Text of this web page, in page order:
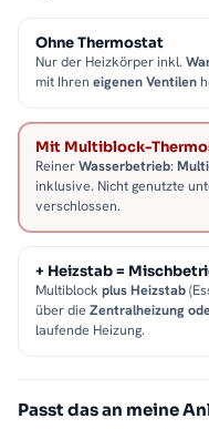
Ohne Thermostat
Nur der Heizkörper inkl.
mit Ihren eigenen Ventilen
Mit Multiblock-
ReinerWasserbetrieb:
inklusive. Nicht genutzte
verschlossen.
+ Heizstab =
Multiblock plus Heizstab
über die Zentralheizung
laufende Heizung.
Passt das an meine